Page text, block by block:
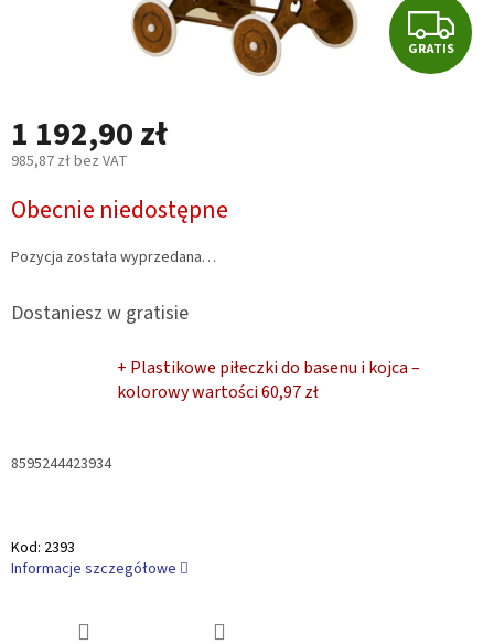
G
R
GRATIS
1 192,90 zł
985,87 zł bez VAT
jednostkowa:
Obecnie niedostępne
Pozycja została wyprzedana…
Dostaniesz w gratisie
+ Plastikowe piłeczki do basenu i kojca –
kolorowywartości 60,97 zł
8595244423934
Kod: 2393
Informacje szczegółowe